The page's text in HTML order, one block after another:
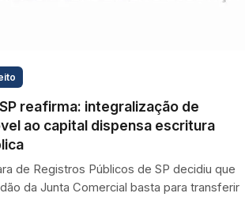
reafirma: integralização de
ao capital dispensa escritura
de Registros Públicos de SP decidiu que
da Junta Comercial basta para transferir